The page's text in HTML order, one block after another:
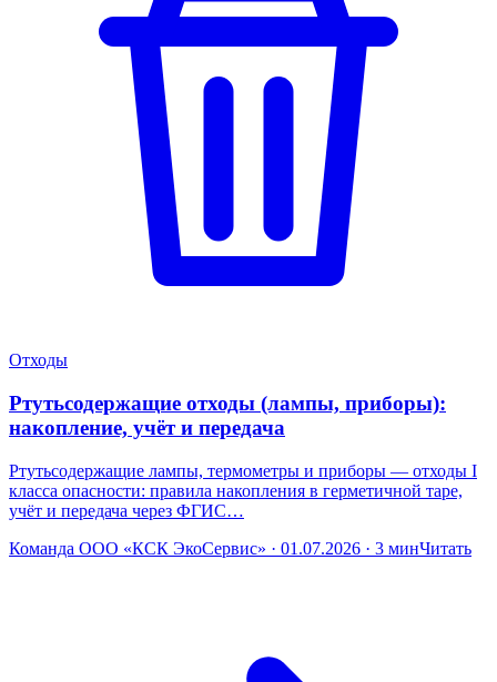
Отходы
Ртутьсодержащие отходы (лампы, приборы):
накопление, учёт и передача
Ртутьсодержащие лампы, термометры и приборы — отходы I
класса опасности: правила накопления в герметичной таре,
учёт и передача через ФГИС…
Команда ООО «КСК ЭкоСервис» · 01.07.2026 · 3 минЧитать